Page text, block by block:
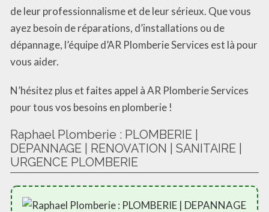
de leur professionnalisme et de leur sérieux. Que vous
ayez besoin de réparations, d’installations ou de
dépannage, l’équipe d’AR Plomberie Services est là pour
vous aider.
N’hésitez plus et faites appel à AR Plomberie Services
pour tous vos besoins en plomberie !
Raphael Plomberie : PLOMBERIE |
DEPANNAGE | RENOVATION | SANITAIRE |
URGENCE PLOMBERIE